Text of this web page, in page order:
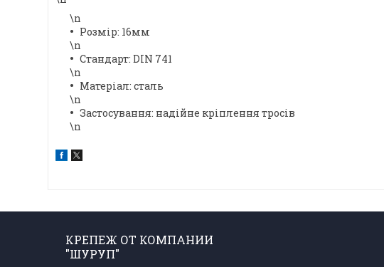
\n
Розмір: 16мм
\n
Стандарт: DIN 741
\n
Матеріал: сталь
\n
Застосування: надійне кріплення тросів
\n
КРЕПЕЖ ОТ КОМПАНИИ
"ШУРУП"